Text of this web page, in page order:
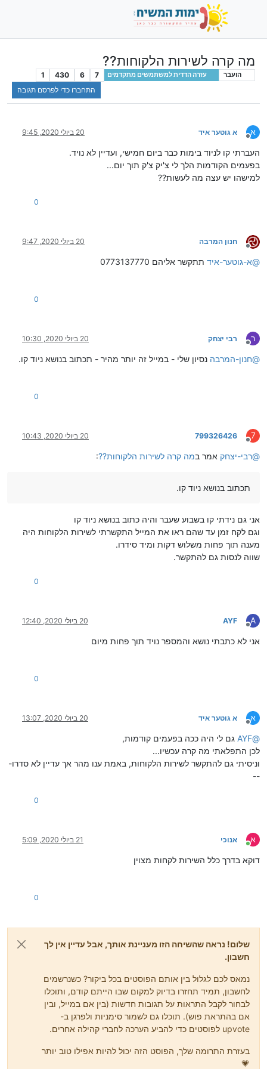
מה קרה לשירות הלקוחות??
הועבר עזרה הדדית למשתמשים מתקדמים 7
6
430
1
התחברו כדי לפרסם תגובה
א
מנותק
א גוטער איד 20 ביולי 2020, 9:45
העברתי קו לניוד בימות כבר ביום חמישי, ועדיין לא נויד.
בפעמים הקודמות הלך לי צ'יק צ'ק תוך יום...
למישהו יש עצה מה לעשות??
0
מנותק
חנון המרבה 20 ביולי 2020, 9:47
@א-גוטער-איד תתקשר אליהם 0773137770
0
ר
מנותק
רבי יצחק 20 ביולי 2020, 10:30
@חנון-המרבה נסיון שלי - במייל זה יותר מהיר - תכתוב בנושא ניוד קו.
0
7
מנותק
799326426 20 ביולי 2020, 10:43
@רבי-יצחק אמר במה קרה לשירות הלקוחות??:
תכתוב בנושא ניוד קו.
אני גם נידתי קו בשבוע שעבר והיה כתוב בנושא ניוד קו
וגם לקח זמן עד שהם ראו את המייל התקשרתי לשירות הלקוחות היה
מענה תוך פחות משלוש דקות ומיד סידרו.
שווה לנסות גם להתקשר.
0
A
מנותק
AYF 20 ביולי 2020, 12:40
אני לא כתבתי נושא והמספר נויד תוך פחות מיום
0
א
מנותק
א גוטער איד 20 ביולי 2020, 13:07
@
AYF גם לי היה ככה בפעמים קודמות,
לכן התפלאתי מה קרה עכשיו...
וניסיתי גם להתקשר לשירות הלקוחות, באמת ענו מהר אך עדיין לא סדרו-
--
0
א
מחובר
אנוכי 21 ביולי 2020, 5:09
דוקא בדרך כלל השירות לקחות מצוין
0
שלום! נראה שהשיחה הזו מעניינת אותך, אבל עדיין אין לך
חשבון.
נמאס לכם לגלול בין אותם הפוסטים בכל ביקור? כשנרשמים
לחשבון, תמיד תחזרו בדיוק למקום שבו הייתם קודם, ותוכלו
לבחור לקבל התראות על תגובות חדשות (בין אם במייל, ובין
אם בהתראת פוש). תוכלו גם לשמור סימניות ולפרגן ב-
upvote לפוסטים כדי להביע הערכה לחברי קהילה אחרים.
בעזרת התרומה שלך, הפוסט הזה יכול להיות אפילו טוב יותר
💗